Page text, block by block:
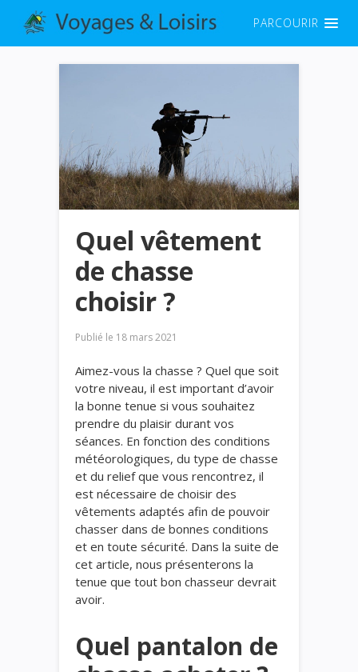
PARCOURIR
Quel vêtement
de chasse
choisir ?
Publié le 18 mars 2021
Aimez-vous la chasse ? Quel que soit
votre niveau, il est important d’avoir
la bonne tenue si vous souhaitez
prendre du plaisir durant vos
séances. En fonction des conditions
météorologiques, du type de chasse
et du relief que vous rencontrez, il
est nécessaire de choisir des
vêtements adaptés afin de pouvoir
chasser dans de bonnes conditions
et en toute sécurité. Dans la suite de
cet article, nous présenterons la
tenue que tout bon chasseur devrait
avoir.
Quel pantalon de